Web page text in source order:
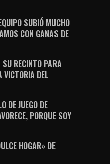
SUBIÓ MUCHO
CON GANAS DE
RECINTO PARA
VICTORIA DEL
DE JUEGO DE
PORQUE SOY
HOGAR» DE